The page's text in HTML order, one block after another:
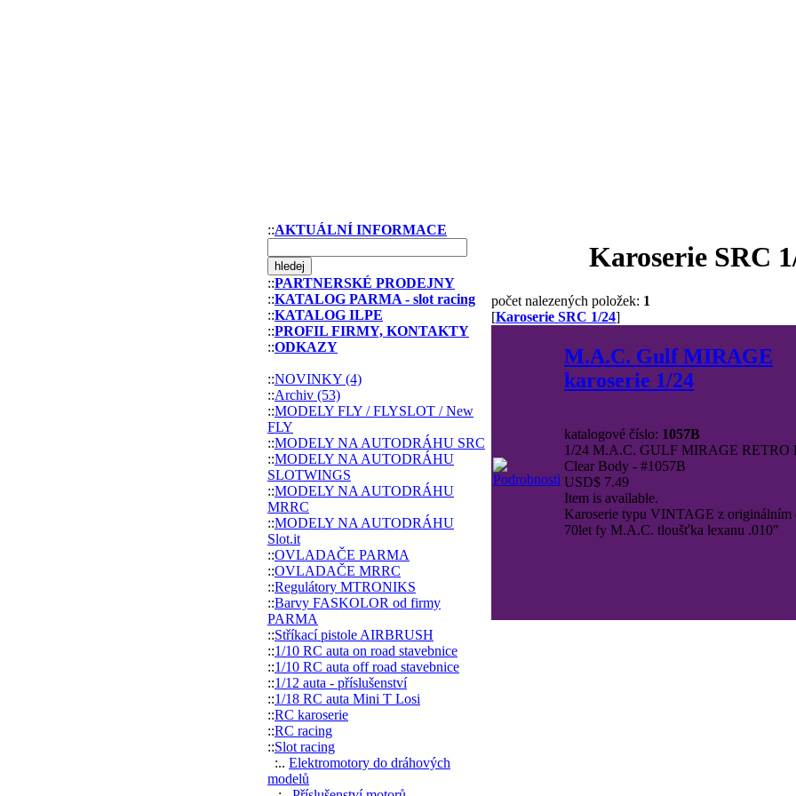
::AKTUÁLNÍ INFORMACE
::PARTNERSKÉ PRODEJNY
::KATALOG PARMA - slot racing
::KATALOG ILPE
::PROFIL FIRMY, KONTAKTY
::ODKAZY
::NOVINKY (4)
::Archiv (53)
::MODELY FLY / FLYSLOT / New
FLY
::MODELY NA AUTODRÁHU SRC
::MODELY NA AUTODRÁHU
SLOTWINGS
::MODELY NA AUTODRÁHU
MRRC
::MODELY NA AUTODRÁHU
Slot.it
::OVLADAČE PARMA
::OVLADAČE MRRC
::Regulátory MTRONIKS
::Barvy FASKOLOR od firmy
PARMA
::Stříkací pistole AIRBRUSH
::1/10 RC auta on road stavebnice
::1/10 RC auta off road stavebnice
::1/12 auta - příslušenství
::1/18 RC auta Mini T Losi
::RC karoserie
::RC racing
::Slot racing
:.. Elektromotory do dráhových
modelů
Karoserie SRC
počet nalezených položek: 1
[Karoserie SRC 1/24]
M.A.C. Gulf MIRAGE
karoserie 1/24
katalogové číslo: 1057B
1/24 M.A.C. GULF MIRAGE RETRO
Clear Body - #1057B
USD$ 7.49
Item is available.
Karoserie typu VINTAGE z originálním
70let fy M.A.C. tloušťka lexanu .010"